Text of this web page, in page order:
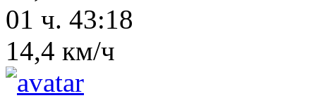
01 ч. 43:18
14,4 км/ч